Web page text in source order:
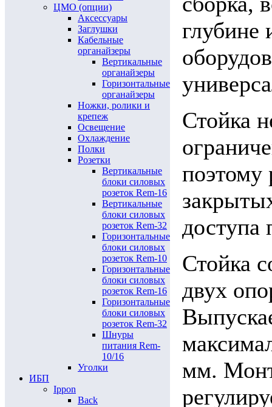
ЦМО (опции)
Аксессуары
Заглушки
Кабельные
органайзеры
Вертикальные
органайзеры
Горизонтальные
органайзеры
Ножки, ролики и
крепеж
Освещение
Охлаждение
Полки
Розетки
Вертикальные
блоки силовых
розеток Rem-16
Вертикальные
блоки силовых
розеток Rem-32
Горизонтальные
блоки силовых
розеток Rem-10
Горизонтальные
блоки силовых
розеток Rem-16
Горизонтальные
блоки силовых
розеток Rem-32
Шнуры
питания Rem-
10/16
Уголки
ИБП
Ippon
Back
глубине
Стойка
поэтому
доступа
Стойка
двух
мм.